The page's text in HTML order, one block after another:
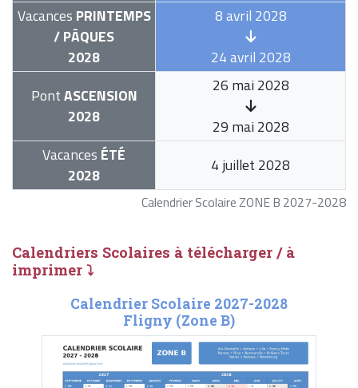
Calendrier Scolaire ZONE B 2027-2028
Vacances PRINTEMPS
/ PÂQUES
2028
8 avril 2028
24 avril 2028
PontASCENSION
2028
26 mai 2028
29 mai 2028
Vacances ÉTÉ
2028
4 juillet 2028
Calendriers Scolaires à télécharger / à
imprimer ⤵
Calendrier Scolaire 2027-2028
Fligny (Zone B)